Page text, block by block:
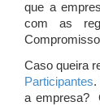
que a
com as
Caso queira
Participantes.
a empresa?